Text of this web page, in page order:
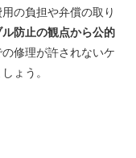
の負担や弁償の取り
防止の観点から公的
修理が許されないケ
ょう。